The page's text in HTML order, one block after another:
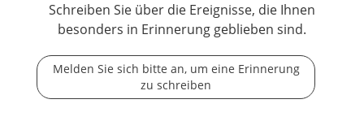
Schreiben Sie über die Ereignisse, die Ihnen
besonders in Erinnerung geblieben sind.
Melden Sie sich bitte an, um eine Erinnerung
zu schreiben